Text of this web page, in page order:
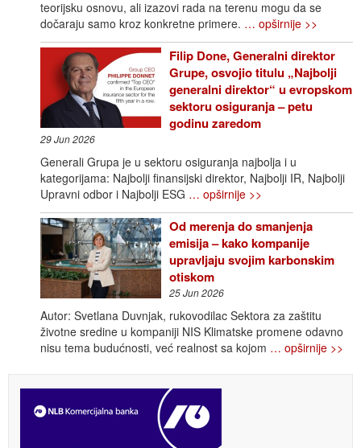
teorijsku osnovu, ali izazovi rada na terenu mogu da se
dočaraju samo kroz konkretne primere. … opširnije >>
Filip Done, Generalni direktor
Grupe, osvojio titulu „Najbolji
generalni direktor“ u evropskom
sektoru osiguranja – petu
godinu zaredom
29 Jun 2026
Generali Grupa je u sektoru osiguranja najbolja i u
kategorijama: Najbolji finansijski direktor, Najbolji IR, Najbolji
Upravni odbor i Najbolji ESG … opširnije >>
Od merenja do smanjenja
emisija – kako kompanije
upravljaju svojim karbonskim
otiskom
25 Jun 2026
Autor: Svetlana Duvnjak, rukovodilac Sektora za zaštitu
životne sredine u kompaniji NIS Klimatske promene odavno
nisu tema budućnosti, već realnost sa kojom … opširnije >>